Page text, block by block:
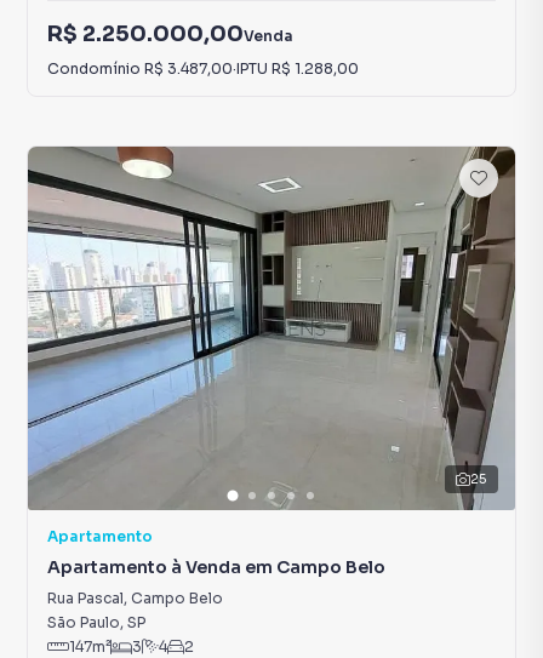
R$ 2.250.000,00Venda
Condomínio R$ 3.487,00·IPTU R$ 1.288,00
25
Apartamento
Apartamento à Venda em Campo Belo
Rua Pascal, Campo Belo
São Paulo, SP
147m² 3 4 2